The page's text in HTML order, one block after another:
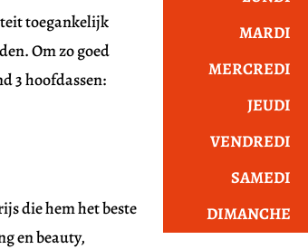
toegankelijk
Om zo goed
3 hoofdassen:
die hem het beste
en beauty,
MARDI
MERCREDI
JEUDI
VENDREDI
SAMEDI
DIMANCHE